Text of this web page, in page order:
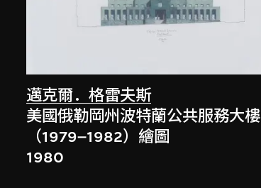
邁克爾．格雷夫斯
美國俄勒岡州波特蘭公共服務大樓
（1979–1982）繪圖
1980